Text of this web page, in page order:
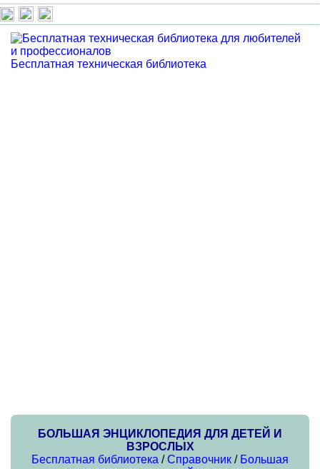
Бесплатная техническая библиотека
БОЛЬШАЯ ЭНЦИКЛОПЕДИЯ ДЛЯ ДЕТЕЙ И
ВЗРОСЛЫХ
Бесплатная библиотека /Справочник / Большая